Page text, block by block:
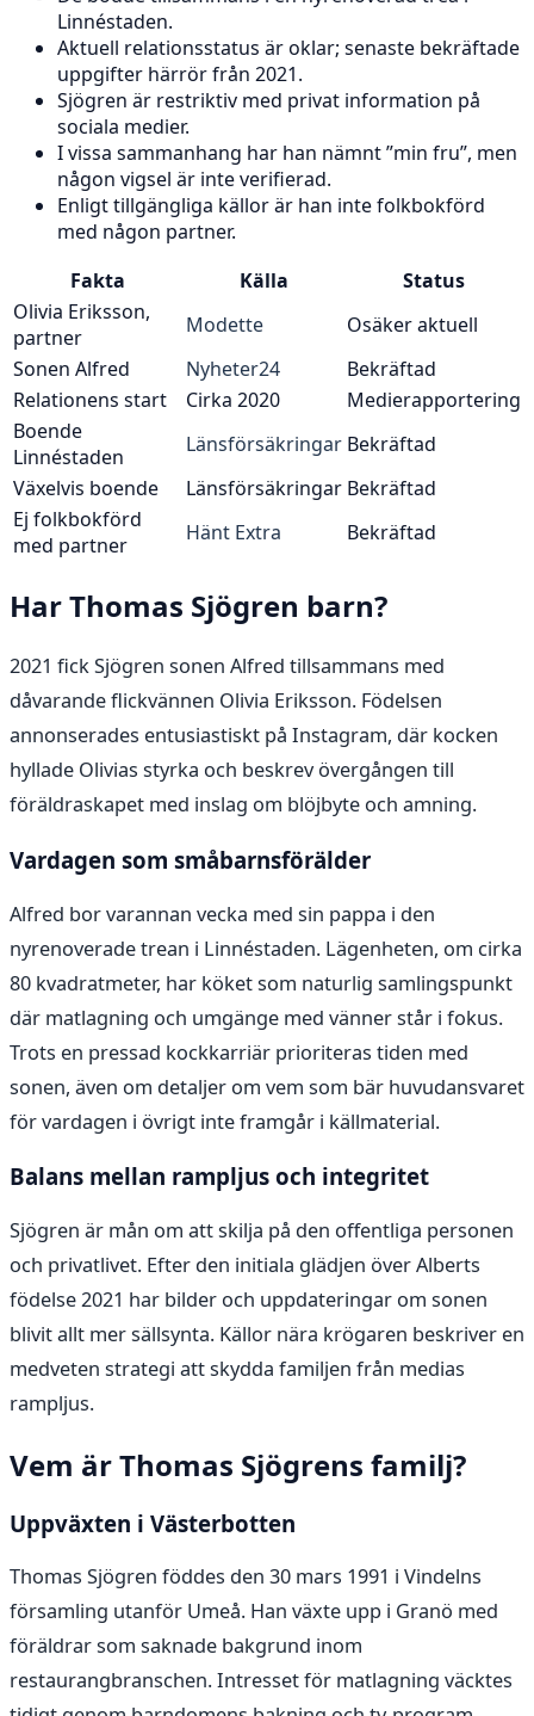
Linnéstaden.
Aktuell relationsstatus är oklar; senaste bekräftade
uppgifter härrör från 2021.
Sjögren är restriktiv med privat information på
sociala medier.
I vissa sammanhang har han nämnt ”min fru”, men
någon vigsel är inte verifierad.
Enligt tillgängliga källor är han inte folkbokförd
med någon partner.
Fakta
Källa
Status
Olivia Eriksson,
partner
Modette
Osäker aktuell
Sonen Alfred
Nyheter24
Bekräftad
Relationens start
Cirka 2020
Medierapportering
Boende
Linnéstaden
Länsförsäkringar Bekräftad
Växelvis boende
Länsförsäkringar Bekräftad
Ej folkbokförd
med partner
Hänt Extra Bekräftad
Har Thomas Sjögren barn?
2021 fick Sjögren sonen Alfred tillsammans med
dåvarande flickvännen Olivia Eriksson. Födelsen
annonserades entusiastiskt på Instagram, där kocken
hyllade Olivias styrka och beskrev övergången till
föräldraskapet med inslag om blöjbyte och amning.
Vardagen som småbarnsförälder
Alfred bor varannan vecka med sin pappa i den
nyrenoverade trean i Linnéstaden. Lägenheten, om cirka
80 kvadratmeter, har köket som naturlig samlingspunkt
där matlagning och umgänge med vänner står i fokus.
Trots en pressad kockkarriär prioriteras tiden med
sonen, även om detaljer om vem som bär huvudansvaret
för vardagen i övrigt inte framgår i källmaterial.
Balans mellan rampljus och integritet
Sjögren är mån om att skilja på den offentliga personen
och privatlivet. Efter den initiala glädjen över Alberts
födelse 2021 har bilder och uppdateringar om sonen
blivit allt mer sällsynta. Källor nära krögaren beskriver en
medveten strategi att skydda familjen från medias
rampljus.
Vem är Thomas Sjögrens familj?
Uppväxten i Västerbotten
Thomas Sjögren föddes den 30 mars 1991 i Vindelns
församling utanför Umeå. Han växte upp i Granö med
föräldrar som saknade bakgrund inom
restaurangbranschen. Intresset för matlagning väcktes